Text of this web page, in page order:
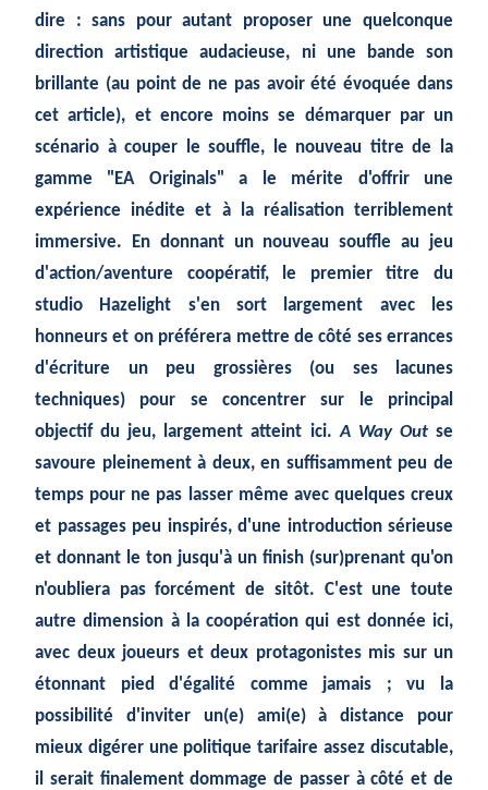
dire : sans pour autant proposer une quelconque
direction artistique audacieuse, ni une bande son
brillante (au point de ne pas avoir été évoquée dans
cet article), et encore moins se démarquer par un
scénario à couper le souffle, le nouveau titre de la
gamme "EA Originals" a le mérite d'offrir une
expérience inédite et à la réalisation terriblement
immersive. En donnant un nouveau souffle au jeu
d'action/aventure coopératif, le premier titre du
studio Hazelight s'en sort largement avec les
honneurs et on préférera mettre de côté ses errances
d'écriture un peu grossières (ou ses lacunes
techniques) pour se concentrer sur le principal
objectif du jeu, largement atteint ici.A Way Outse
savoure pleinement à deux, en suffisamment peu de
temps pour ne pas lasser même avec quelques creux
et passages peu inspirés, d'une introduction sérieuse
et donnant le ton jusqu'à un finish (sur)prenant qu'on
n'oubliera pas forcément de sitôt. C'est une toute
autre dimension à la coopération qui est donnée ici,
avec deux joueurs et deux protagonistes mis sur un
étonnant pied d'égalité comme jamais ; vu la
possibilité d'inviter un(e) ami(e) à distance pour
mieux digérer une politique tarifaire assez discutable,
il serait finalement dommage de passer à côté et de